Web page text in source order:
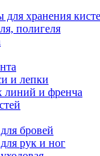
для хранения
полигеля
и лепки
линий и френча
бровей
рук и ног